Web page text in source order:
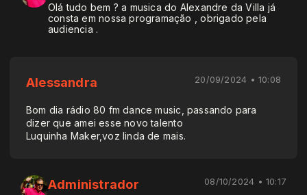
Olá tudo bem ? a musica do Alexandre da Villa já
consta em nossa programação , obrigado pela
audiencia .
Alessandra 20/09/2024 • 10:08
Bom dia rádio 80 fm dance music, passando para
dizer que amei esse novo talento
Luquinha Maker,voz linda de mais.
Administrador 08/10/2024 • 10:17